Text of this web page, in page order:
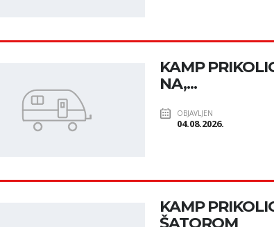
KAMP
NA,...
OBJAVLJEN
04.08.2026.
KAMP
ŠATOROM